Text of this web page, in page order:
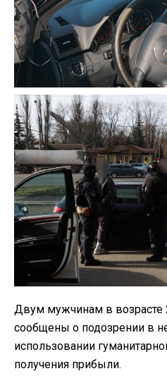
Двум мужчинам в возрасте
сообщены о подозрении в
использовании
получения прибыли.